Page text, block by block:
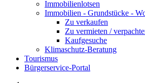
Immobilienlotsen
Immobilien - Grundstücke -
Zu verkaufen
Zu vermieten /
Kaufgesuche
Klimaschutz-Beratung
Tourismus
Bürgerservice-Portal